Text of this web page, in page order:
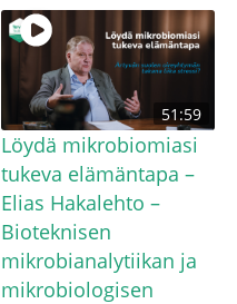
51:59
Löydä mikrobiomiasi
tukeva elämäntapa –
Elias Hakalehto –
Bioteknisen
mikrobianalytiikan ja
mikrobiologisen